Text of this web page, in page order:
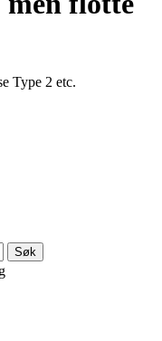
Type 2 etc.